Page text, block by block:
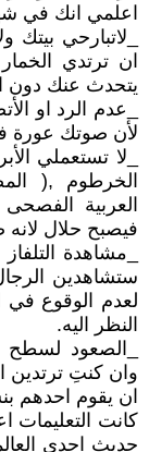
اعلمي انك في
_لاتبارحي
ان ترتدي
يتحدث عنك دون
_عدم الرد او
لأن صوتك عورة
_لا تستعملي
الخرطوم ,(
العربية
فيصبح حلال
_مشاهدة
ستشاهدين
لعدم الوقوع في
النظر اليه.
_الصعود لسطح
وان كنتِ ترتدين
ان يقوم احدهم
كانت
حديث احدى